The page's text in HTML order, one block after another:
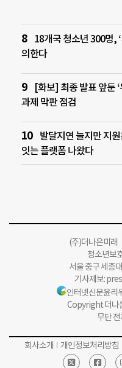
18개국 청소년 300명,
의한다
[화보] 최종 발표 앞둔
과제 막판 점검
발달지연 늘지만 지
잇는 플랫폼 나왔다
(주)더나은미
청소년보
서울 중구 세종
기사제보:
인터넷신문윤리
Copyright 더나
무단 전
회사소개 개인정보처리방침